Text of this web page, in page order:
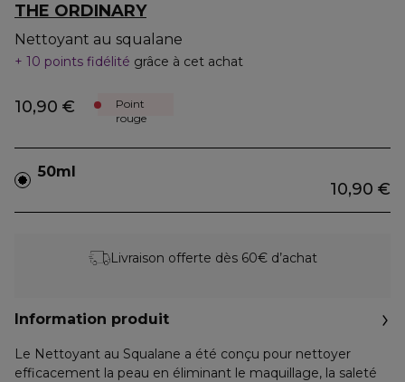
THE ORDINARY
Nettoyant au squalane
10 points fidélité grâce à cet achat
10,90 €
Point
rouge
50ml
10,90 €
Livraison offerte dès 60€ d’achat
Information produit
Le Nettoyant au Squalane a été conçu pour nettoyer
efficacement la peau en éliminant le maquillage, la saleté